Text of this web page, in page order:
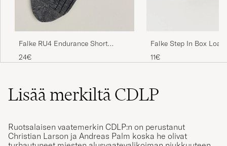
Falke RU4 Endurance Short
Running Socks Black Mix
24€
Falke Step In Box
Black
11€
Lisää merkiltä CDLP
Ruotsalaisen vaatemerkin CDLP:n on perustanut
Christian Larson ja Andreas Palm koska he olivat